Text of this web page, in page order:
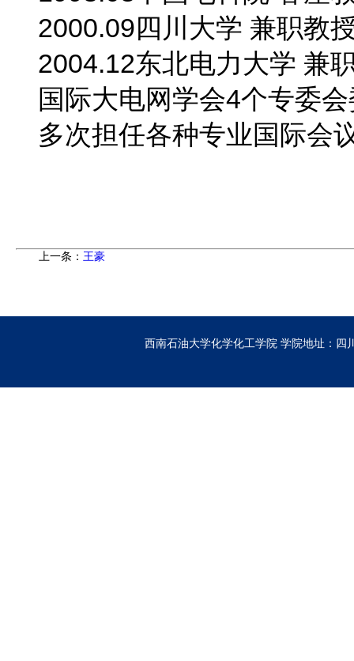
2000.09四川大学 兼职教
2004.12东北电力大学 兼
国际大电网学会4个专委
多次担任各种专业国际会
上一条： 王豪
西南石油大学化学化工学院 学院地址：四